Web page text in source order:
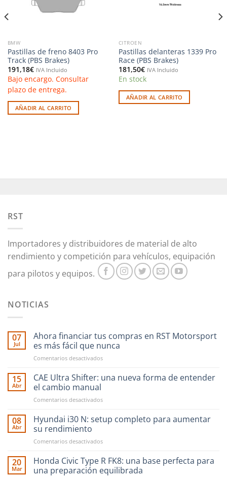
BMW
Pastillas de freno 8403 Pro
Track (PBS Brakes)
191,18€ IVA Incluido
Bajo encargo. Consultar
plazo de entrega.
AÑADIR AL CARRITO
CITROEN
Pastillas delanteras 1339 Pro
Race (PBS Brakes)
181,50€ IVA Incluido
En stock
AÑADIR AL CARRITO
RST
Importadores y distribuidores de material de alto
rendimiento y competición para vehículos, equipación
para pilotos y equipos.
NOTICIAS
07
Jul
Ahora financiar tus compras en RST Motorsport
es más fácil que nunca
Comentarios desactivadosen
financiar
en
Motorsport
fácil
nunca
15
Abr
CAE Ultra Shifter: una nueva forma de entender
el cambio manual
Comentarios desactivadosen
Ultra
Shifter:
nueva
de
entender
08
Abr
Hyundai i30 N: setup completo para aumentar
su rendimiento
Comentarios desactivadosen
i30
setup
20
Mar
Honda Civic Type R FK8: una base perfecta para
una preparación equilibrada